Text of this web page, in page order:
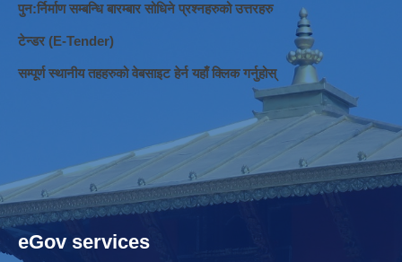
पुन:र्निर्माण सम्बन्धि बारम्बार सोधिने प्रश्नहरुको उत्तरहरु
टेन्डर (E-Tender)
सम्पूर्ण स्थानीय तहहरुको वेबसाइट हेर्न यहाँ क्लिक गर्नुहोस्
eGov services